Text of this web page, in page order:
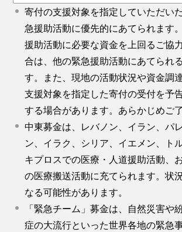
寄付の支援対象を指定していただい
急援助活動に優先的にあてられます
援助活動に必要な資金を上回るご協
合は、他の緊急援助活動にあてられ
す。また、現地の活動状況や資金調
支援対象を指定した寄付の受付を予
する場合があります。あらかじめご
中東募金は、レバノン、イラン、パ
ン、イラク、シリア、イエメン、ト
キプロスでの医療・人道援助活動、
の医療搬送活動に充てられます。状
なる可能性があります。
「緊急チーム」募金は、自然災害や
症の大流行といった世界各地の緊急